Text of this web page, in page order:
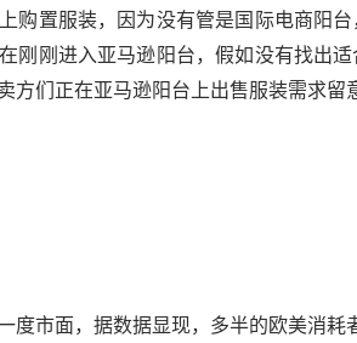
购置服装，因为没有管是国际电商阳
刚刚进入亚马逊阳台，假如没有找出
方们正在亚马逊阳台上出售服装需求留
度市面，据数据显现，多半的欧美消